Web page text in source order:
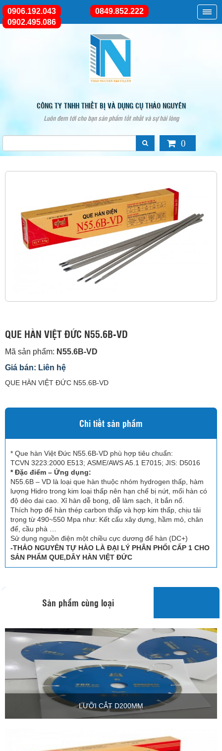
CÔNG TY TNHH THIẾT BỊ VÀ DỤNG CỤ THẢO NGUYÊN
Luôn đem tới cho bạn sản phẩm tốt nhất và sự hài lòng
0906.192.043
0849.852.222
0902.495.086
0
QUE HÀN VIỆT ĐỨC N55.6B-VD
Mã sản phẩm: N55.6B-VD
Giá bán: Liên hệ
QUE HÀN VIỆT ĐỨC N55.6B-VD
Chi tiết sản phẩm
* Que hàn Việt Đức N55.6B-VD phù hợp tiêu chuẩn:
TCVN 3223:2000 E513; ASME/AWS A5.1 E7015; JIS: D5016
* Đặc điểm – Ứng dụng:
N55.6B – VD là loại que hàn thuộc nhóm hydrogen thấp, hàm
lượng Hidro trong kim loại thấp nên hạn chế bị nứt, mối hàn có
độ dẻo dai cao. Xỉ hàn dễ bong, dễ làm sạch, ít bắn nổ.
Thích hợp để hàn thép carbon thấp và hợp kim thấp, chịu tải
trọng từ 490~550 Mpa như: Kết cấu xây dựng, hầm mỏ, chân
đế, cầu phà …
Sử dụng nguồn điện một chiều cực dương để hàn (DC+)
-THẢO NGUYÊN TỰ HÀO LÀ ĐẠI LÝ PHÂN PHỐI CẤP 1 CHO
SẢN PHẨM QUE,DÂY HÀN VIỆT ĐỨC
Sản phẩm cùng loại
LƯỠI CẮT D200MM